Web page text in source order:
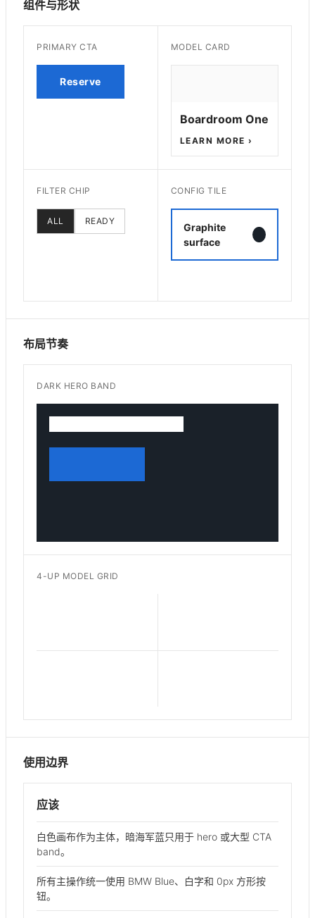
组件与形状
PRIMARY CTA
Reserve
MODEL CARD
Boardroom One
LEARN MORE ›
FILTER CHIP
ALL READY
CONFIG TILE
Graphite
surface
布局节奏
DARK HERO BAND
4-UP MODEL GRID
使用边界
应该
白色画布作为主体，暗海军蓝只用于 hero 或大型 CTA
band。
所有主操作统一使用 BMW Blue、白字和 0px 方形按
钮。